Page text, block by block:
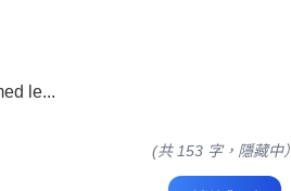
le...
(共 153 字，隱藏中）